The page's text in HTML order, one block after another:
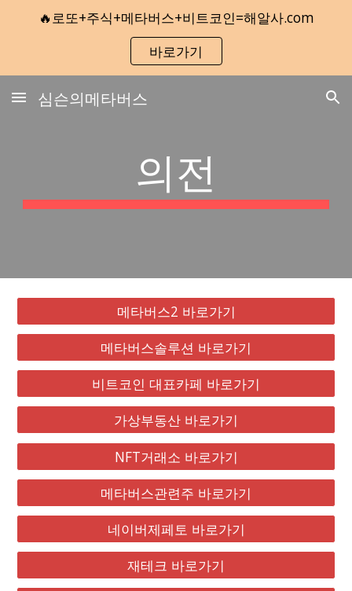
Skip to main content Skip to navigation
🔥로또+주식+메타버스+비트코인=해알사.com
바로가기
심슨의메타버스
의전
메타버스2 바로가기
메타버스솔루션 바로가기
비트코인 대표카페 바로가기
가상부동산 바로가기
NFT거래소 바로가기
메타버스관련주 바로가기
네이버제페토 바로가기
재테크 바로가기